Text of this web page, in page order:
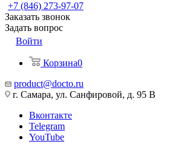
+7 (846) 273-97-07
Заказать звонок
Задать вопрос
Войти
Корзина0
product@docto.ru
г. Самара, ул. Санфировой, д. 95 В
Вконтакте
Telegram
YouTube